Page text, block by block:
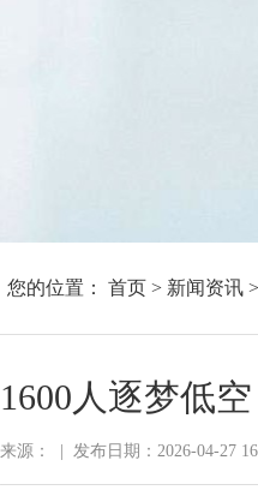
您的位置： 首页 > 新闻资讯 >
1600人逐梦低
来源： 发布日期：2026-04-27